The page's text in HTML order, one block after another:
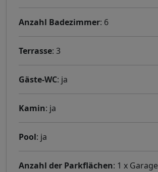
Anzahl Badezimmer: 6
Terrasse: 3
Gäste-WC: ja
Kamin: ja
Pool: ja
Anzahl der Parkflächen: 1 x Garage